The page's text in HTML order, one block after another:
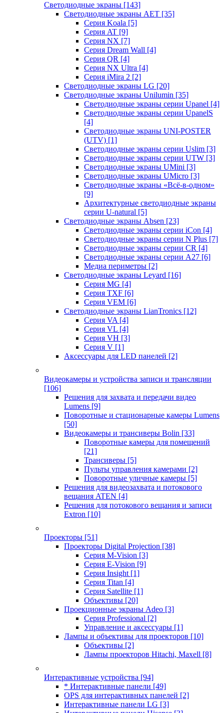
Светодиодные экраны [143]
Светодиодные экраны AET [35]
Cерия Koala [5]
Серия AT [9]
Серия NX [7]
Серия Dream Wall [4]
Серия QR [4]
Серия NX Ultra [4]
Серия iMira 2 [2]
Светодиодные экраны LG [20]
Светодиодные экраны Unilumin [35]
Светодиодные экраны серии Upanel [4]
Светодиодные экраны серии UpanelS
[4]
Светодиодные экраны UNI-POSTER
(UTV) [1]
Светодиодные экраны серии Uslim [3]
Светодиодные экраны серии UTW [3]
Светодиодные экраны UMini [3]
Светодиодные экраны UMicro [3]
Светодиодные экраны «Всё-в-одном»
[9]
Архитектурные светодиодные экраны
серии U-natural [5]
Светодиодные экраны Absen [23]
Светодиодные экраны серии iCon [4]
Светодиодные экраны серии N Plus [7]
Светодиодные экраны серии CR [4]
Светодиодные экраны серии А27 [6]
Медиа периметры [2]
Светодиодные экраны Leyard [16]
Серия MG [4]
Серия TXF [6]
Серия VEM [6]
Светодиодные экраны LianTronics [12]
Серия VA [4]
Серия VL [4]
Серия VH [3]
Серия V [1]
Аксессуары для LED панелей [2]
Видеокамеры и устройства записи и трансляции
[106]
Решения для захвата и передачи видео
Lumens [9]
Поворотные и стационарные камеры Lumens
[50]
Видеокамеры и трансиверы Bolin [33]
Поворотные камеры для помещений
[21]
Трансиверы [5]
Пульты управления камерами [2]
Поворотные уличные камеры [5]
Решения для видеозахвата и потокового
вещания ATEN [4]
Решения для потокового вещания и записи
Extron [10]
Проекторы [51]
Проекторы Digital Projection [38]
Серия M-Vision [3]
Серия E-Vision [9]
Серия Insight [1]
Серия Titan [4]
Серия Satellite [1]
Объективы [20]
Проекционные экраны Adeo [3]
Серия Professional [2]
Управление и аксессуары [1]
Лампы и объективы для проекторов [10]
Объективы [2]
Лампы проекторов Hitachi, Maxell [8]
Интерактивные устройства [94]
* Интерактивные панели [49]
OPS для интерактивных панелей [2]
Интерактивные панели LG [3]